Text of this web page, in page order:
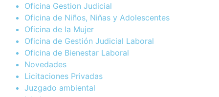
Oficina Gestion Judicial
Oficina de Niños, Niñas y Adolescentes
Oficina de la Mujer
Oficina de Gestión Judicial Laboral
Oficina de Bienestar Laboral
Novedades
Licitaciones Privadas
Juzgado ambiental